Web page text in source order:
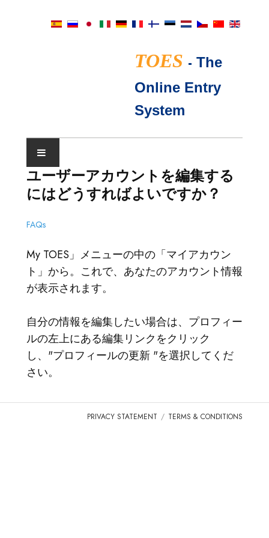
TOES - The
Online Entry
System
ショーカレンダー
ログイン
REPORTED ISSUES
CAT SHOW APP FAQ'S
ユーザーアカウントを編集する
にはどうすればよいですか？
FAQs
My TOES」メニューの中の「マイアカウン
ト」から。これで、あなたのアカウント情報
が表示されます。
自分の情報を編集したい場合は、プロフィー
ルの左上にある編集リンクをクリック
し、"プロフィールの更新 "を選択してくだ
さい。
PRIVACY STATEMENT TERMS & CONDITIONS